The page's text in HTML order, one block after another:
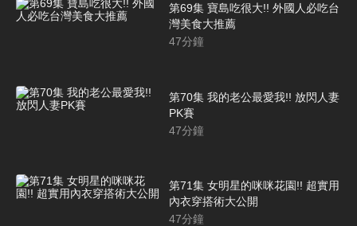
第69集 寶島吃很大!! 外國人必吃台
灣美食大推薦
47分鐘
第70集 我的老公最愛我!! 放閃人妻
PK賽
47分鐘
第71集 女明星的咪咪花園!! 超實用
內衣穿搭術大公開
47分鐘